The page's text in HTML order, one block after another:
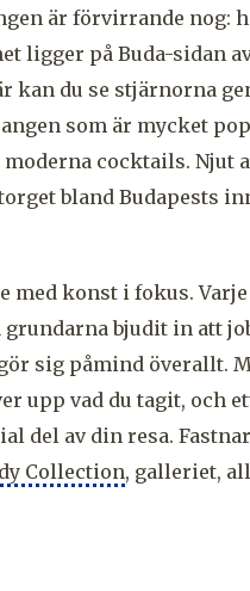
är förvirrande nog:
ligger på Buda-sidan
kan du se stjärnorna
som är mycket
cocktails. Njut
bland Budapests
med konst i fokus.
bjudit in att
sig påmind överallt.
upp vad du tagit, och
del av din resa.
Collection, galleriet,